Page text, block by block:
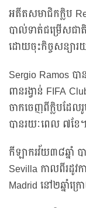
អតីតសមាជិកក្លិប
បាល់ទាត់ជម្រើសជ
ដោយចុះកិច្ចសន្យារ
Sergio Ramos
ពានរង្វាន់ FIFA
ចាកចេញពីក្លិបដែល
បានរយៈពេល ៧ខែ។
កីឡាករវ័យ៣៨ឆ្នាំ ប
Sevilla កាលពីរដូវ
Madrid នៅ២ឆ្នាំក្